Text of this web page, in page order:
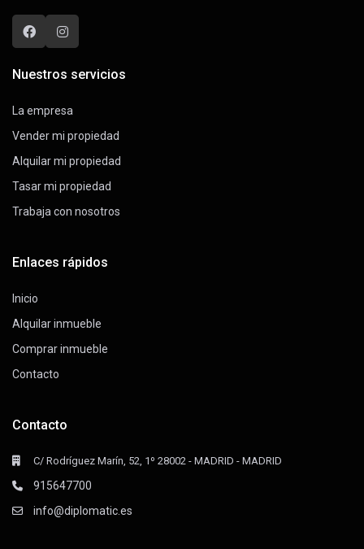
Nuestros servicios
La empresa
Vender mi propiedad
Alquilar mi propiedad
Tasar mi propiedad
Trabaja con nosotros
Enlaces rápidos
Inicio
Alquilar inmueble
Comprar inmueble
Contacto
Contacto
C/ Rodríguez Marín, 52, 1º 28002 - MADRID - MADRID
915647700
info@diplomatic.es